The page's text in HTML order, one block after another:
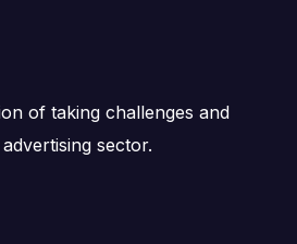
of taking challenges and
sector.